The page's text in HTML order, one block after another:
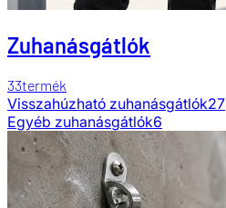
Zuhanásgátlók
33termék
Visszahúzható zuhanásgátlók27
Egyéb zuhanásgátlók6